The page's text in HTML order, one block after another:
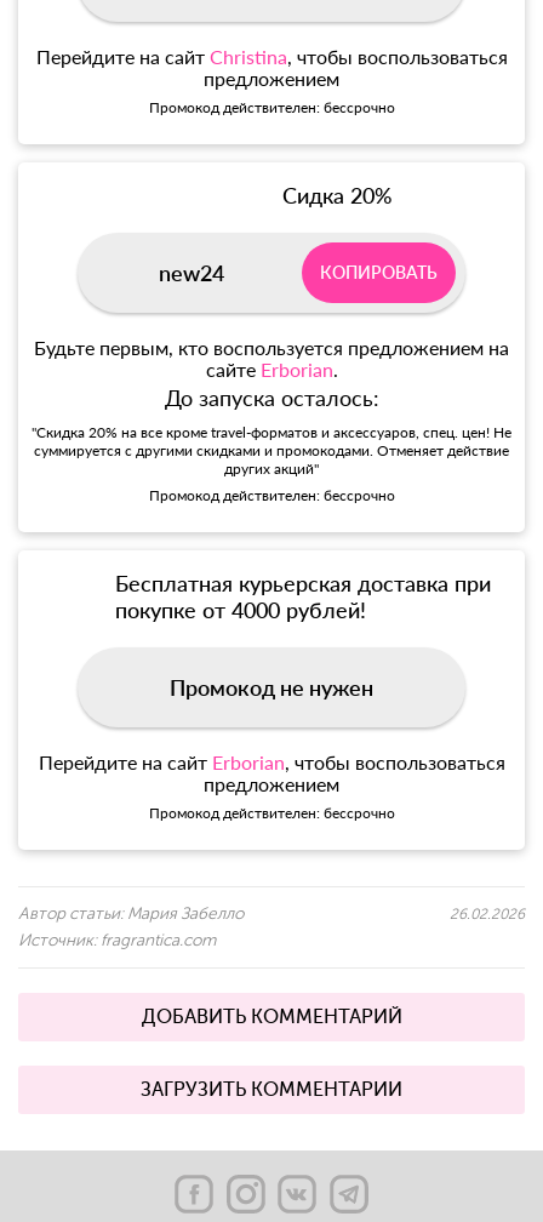
Перейдите на сайт Christina , чтобы воспользоваться
предложением
Промокод действителен: бессрочно
Сидка 20%
new24 КОПИРОВАТЬ
Будьте первым, кто воспользуется предложением на
сайте Erborian
До запуска осталось:
"Скидка 20% на все кроме travel-форматов и аксессуаров, спец. цен! Не
суммируется с другими скидками и промокодами. Отменяет действие
других акций"
Промокод действителен: бессрочно
Бесплатная курьерская доставка при
покупке от 4000 рублей!
Промокод не нужен
Перейдите на сайт Erborian , чтобы воспользоваться
предложением
Промокод действителен: бессрочно
Автор статьи: Мария Забелло
Источник: fragrantica.com
26.02.2026
ДОБАВИТЬ КОММЕНТАРИЙ
ЗАГРУЗИТЬ КОММЕНТАРИИ